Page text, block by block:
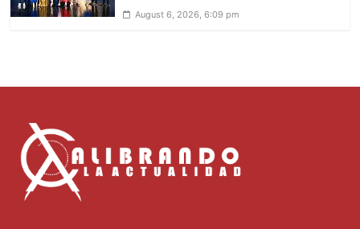
August 6, 2026, 6:09 pm